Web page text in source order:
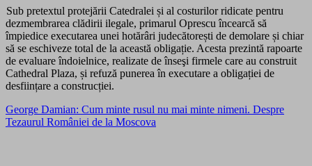
Sub pretextul protejării Catedralei și al costurilor ridicate pentru
dezmembrarea clădirii ilegale, primarul Oprescu încearcă să
împiedice executarea unei hotărâri judecătorești de demolare și chiar
să se eschiveze total de la această obligație. Acesta prezintă rapoarte
de evaluare îndoielnice, realizate de înseşi firmele care au construit
Cathedral Plaza, și refuză punerea în executare a obligației de
desființare a construcției.
George Damian: Cum minte rusul nu mai minte nimeni. Despre
Tezaurul României de la Moscova